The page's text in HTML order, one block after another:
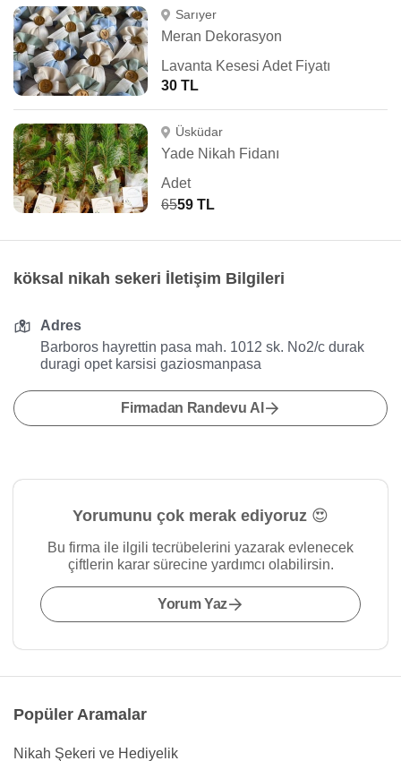
Sarıyer
Meran Dekorasyon
Lavanta Kesesi Adet Fiyatı
30 TL
Üsküdar
Yade Nikah Fidanı
Adet
6559 TL
köksal nikah sekeri İletişim Bilgileri
Adres
Barboros hayrettin pasa mah. 1012 sk. No2/c durak
duragi opet karsisi gaziosmanpasa
Firmadan Randevu Al
Yorumunu çok merak ediyoruz 😍
Bu firma ile ilgili tecrübelerini yazarak evlenecek
çiftlerin karar sürecine yardımcı olabilirsin.
Yorum Yaz
Popüler Aramalar
Nikah Şekeri ve Hediyelik